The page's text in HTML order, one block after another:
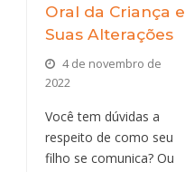
Oral da Criança e
Suas Alterações
4 de novembro de
2022
Você tem dúvidas a
respeito de como seu
filho se comunica? Ou